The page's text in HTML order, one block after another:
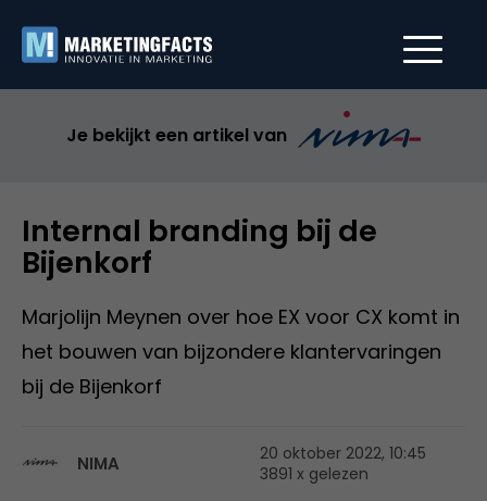
Je bekijkt een artikel van
Internal branding bij de
Bijenkorf
Marjolijn Meynen over hoe EX voor CX komt in
het bouwen van bijzondere klantervaringen
bij de Bijenkorf
NIMA
20 oktober 2022, 10:45
3891 x gelezen